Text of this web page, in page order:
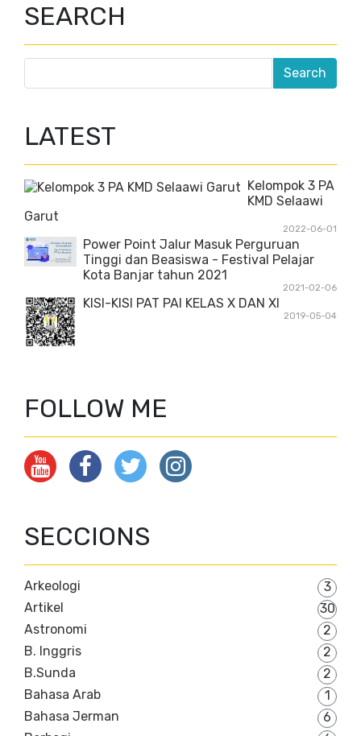
SEARCH
LATEST
Kelompok 3 PA
KMD Selaawi
Garut
2022-06-01
Power Point Jalur Masuk Perguruan
Tinggi dan Beasiswa - Festival Pelajar
Kota Banjar tahun 2021
2021-02-06
KISI-KISI PAT PAI KELAS X DAN XI
2019-05-04
FOLLOW ME
SECCIONS
Arkeologi
3
Artikel
30
Astronomi
2
B. Inggris
2
B.Sunda
2
Bahasa Arab
1
Bahasa Jerman
6